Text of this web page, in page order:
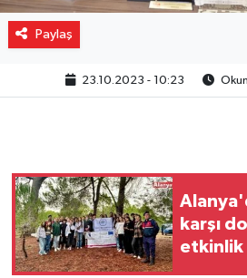
Paylaş
23.10.2023 - 10:23
karşı
etkinlik